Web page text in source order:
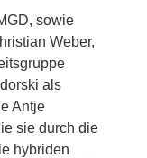
sowie
Weber,
als
Antje
sie durch die
hybriden